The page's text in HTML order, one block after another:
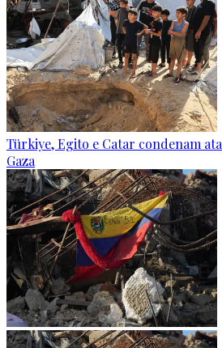
Türkiye, Egito e Catar condenam
Gaza